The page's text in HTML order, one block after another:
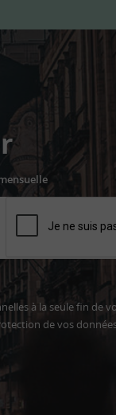
à la seule fin de
de vos